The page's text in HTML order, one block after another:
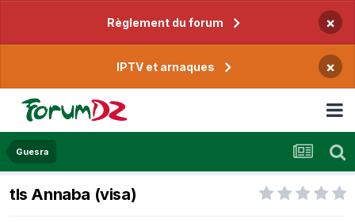
Règlement du forum ×
IPTV et arnaques ×
Guesra
tls Annaba (visa)